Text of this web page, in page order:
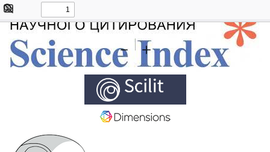
Sidebar
Find
Zoom
Out
In